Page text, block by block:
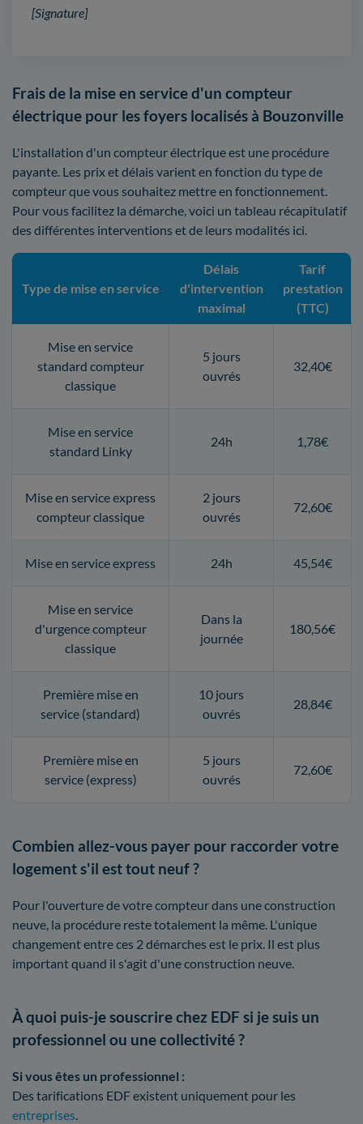
[Signature]
Frais de la mise en service d'un compteur
électrique pour les foyers localisés à Bouzonville
L'installation d'un compteur électrique est une procédure
payante. Les prix et délais varient en fonction du type de
compteur que vous souhaitez mettre en fonctionnement.
Pour vous facilitez la démarche, voici un tableau récapitulatif
des différentes interventions et de leurs modalités ici.
Type de mise en service
Délais
d'intervention
maximal
Tarif
prestation
(TTC)
Mise en service
standard compteur
classique
5 jours
ouvrés
32,40€
Mise en service
standard Linky
24h 1,78€
Mise en service express
compteur classique
2 jours
ouvrés
72,60€
Mise en service express 24h 45,54€
Mise en service
d'urgence compteur
classique
Dans la
journée
180,56€
Première mise en
service (standard)
10 jours
ouvrés
28,84€
Première mise en
service (express)
5 jours
ouvrés
72,60€
Combien allez-vous payer pour raccorder votre
logement s'il est tout neuf ?
Pour l'ouverture de votre compteur dans une construction
neuve, la procédure reste totalement la même. L'unique
changement entre ces 2 démarches est le prix. Il est plus
important quand il s'agit d'une construction neuve.
À quoi puis-je souscrire chez EDF si je suis un
professionnel ou une collectivité ?
Si vous êtes un professionnel :
Des tarifications EDF existent uniquement pour les
entreprises.